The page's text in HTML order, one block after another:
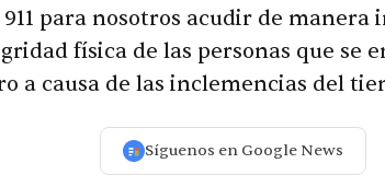
para nosotros acudir de manera
física de las personas que se
a causa de las inclemencias del
Síguenos en Google News